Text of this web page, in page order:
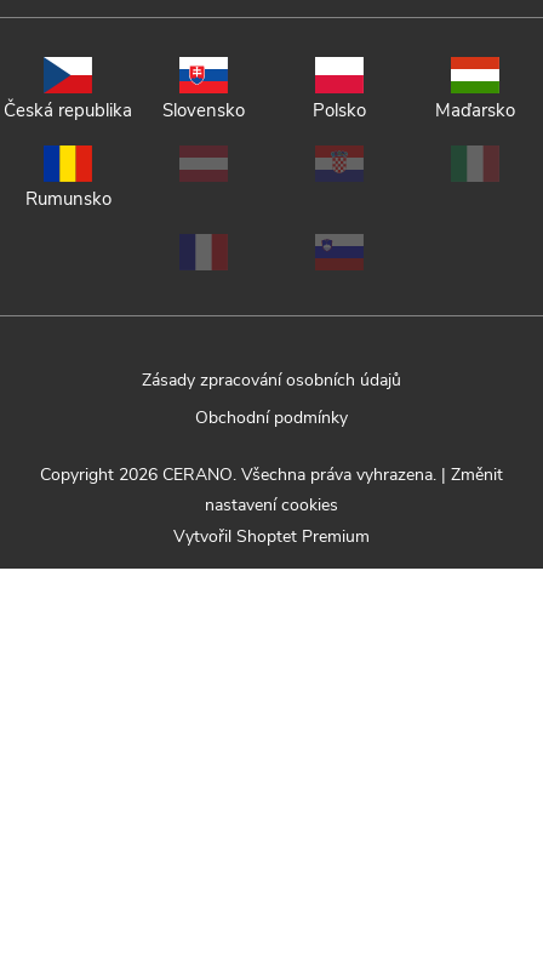
Česká republika Slovensko Polsko Maďarsko
Rumunsko
Zásady zpracování osobních údajů
Obchodní podmínky
Vytvořil Shoptet Premium
Copyright 2026 CERANO. Všechna práva vyhrazena. | Změnit
nastavení cookies